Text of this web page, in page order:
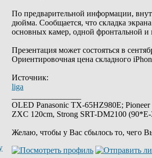
По предварительной информации,
дюйма. Сообщается, что складка
основных камер, одной фронтальной и
Презентация может состояться в
Ориентировочная цена складного
Источник:
liga
OLED Panasonic TX-65HZ980E;
ZXC 120cm, Strong SRT-DM2100
Желаю, чтобы у Вас сбылось то, чего